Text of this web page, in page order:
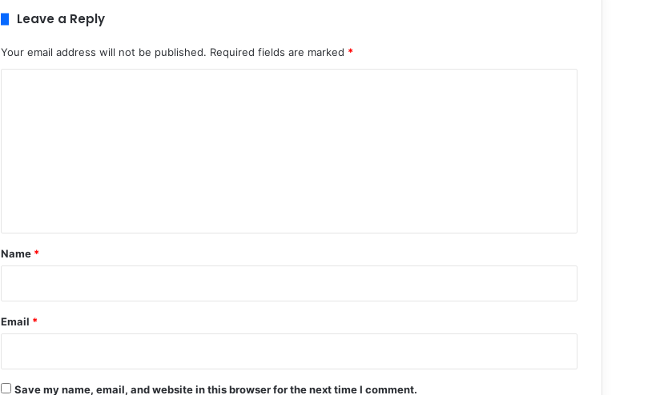
Leave a Reply
Your email address will not be published. Required fields are marked *
*
Name *
Email *
Save my name, email, and website in this browser for the next time I comment.